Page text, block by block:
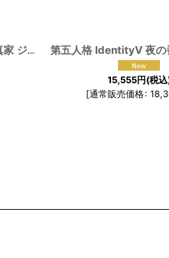
第五人格 IdentityV 安寧 写真家 ジョゼフ コスプレウィッグ [F-
15,555円(税
[通常販売価格: